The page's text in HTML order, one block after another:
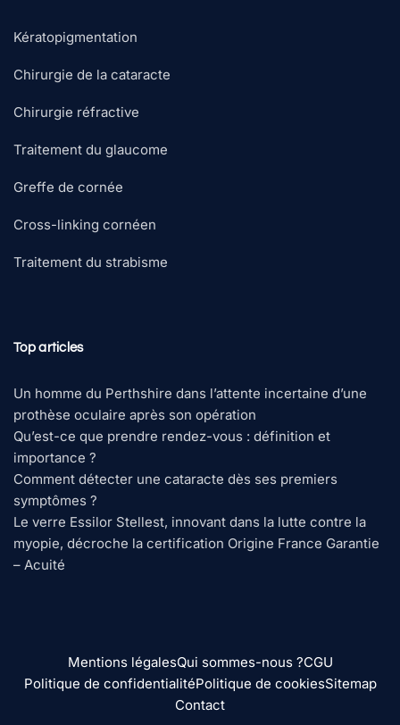
Kératopigmentation
Chirurgie de la cataracte
Chirurgie réfractive
Traitement du glaucome
Greffe de cornée
Cross-linking cornéen
Traitement du strabisme
Top articles
Un homme du Perthshire dans l’attente incertaine d’une
prothèse oculaire après son opération
Qu’est-ce que prendre rendez-vous : définition et
importance ?
Comment détecter une cataracte dès ses premiers
symptômes ?
Le verre Essilor Stellest, innovant dans la lutte contre la
myopie, décroche la certification Origine France Garantie
– Acuité
Mentions légalesQui sommes-nous ?CGU
Politique de confidentialitéPolitique de cookiesSitemap
Contact